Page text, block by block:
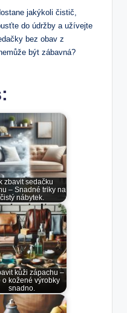
jakýkoli čistič,
do údržby a užívejte
bez obav z
být zábavná?
zbavit sedačku
– Snadné triky na
čistý nábytek.
kůži zápachu –
o kožené výrobky
snadno.